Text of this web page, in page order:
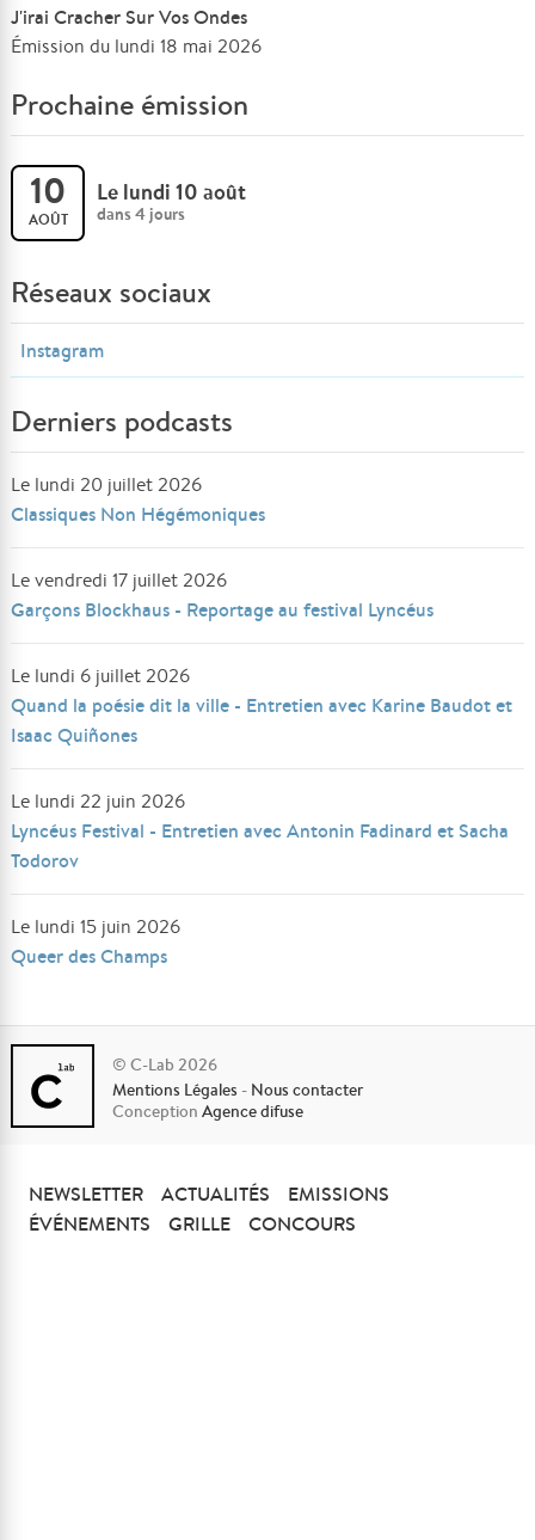
J'irai Cracher Sur Vos Ondes
Émission du lundi 18 mai 2026
Prochaine émission
10
AOÛT
Le lundi 10 août
dans 4 jours
Réseaux sociaux
Instagram
Derniers podcasts
Le lundi 20 juillet 2026
Classiques Non Hégémoniques
Le vendredi 17 juillet 2026
Garçons Blockhaus - Reportage au festival Lyncéus
Le lundi 6 juillet 2026
Quand la poésie dit la ville - Entretien avec Karine Baudot et
Isaac Quiñones
Le lundi 22 juin 2026
Lyncéus Festival - Entretien avec Antonin Fadinard et Sacha
Todorov
Le lundi 15 juin 2026
Queer des Champs
© C-Lab 2026
Mentions Légales - Nous contacter
ConceptionAgence difuse
NEWSLETTER ACTUALITÉS
EMISSIONS
ÉVÉNEMENTS
GRILLE CONCOURS